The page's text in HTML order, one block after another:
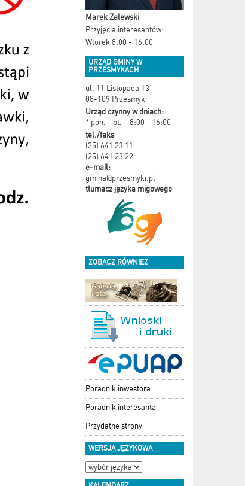
Marek Zalewski
Przyjęcia interesantów:
Wtorek 8:00 - 16:00
URZĄD GMINY W
PRZESMYKACH
ul. 11 Listopada 13
08-109 Przesmyki
Urząd czynny w dniach:
* pon. - pt. – 8:00 - 16:00
tel./faks
(25) 641 23 11
(25) 641 23 22
e-mail:
gmina@przesmyki.pl
tłumacz języka migowego
ZOBACZ RÓWNIEŻ
Poradnik inwestora
Poradnik interesanta
Przydatne strony
WERSJA JĘZYKOWA